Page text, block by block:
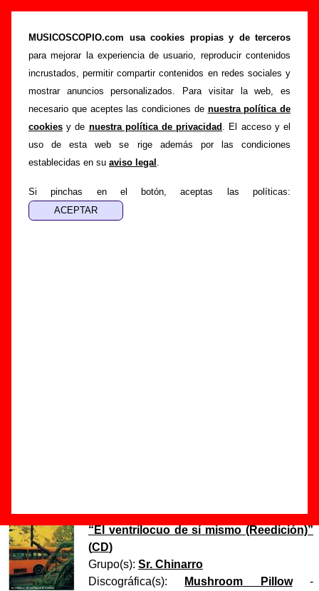
MUSICOSCOPIO.com usa cookies propias y de terceros
para mejorar la experiencia de usuario, reproducir contenidos
incrustados, permitir compartir contenidos en redes sociales y
mostrar anuncios personalizados. Para visitar la web, es
necesario que aceptes las condiciones de nuestra política de
cookies y de nuestra política de privacidad . El acceso y el
uso de esta web se rige además por las condiciones
establecidas en su aviso legal .
Si pinchas en el botón, aceptas las políticas:
“Todo el mundo al suelo”, canción de Sr.
Chinarro (Letra e información)
Portada >Sr. Chinarro >Canciones >Todo el mundo al suelo
Esta página pretende recopilar todo tipo de información
sobre lacanción "Todo el mundo al suelo " interpretada
Sr. Chinarro. Además de su letra, también aparecerá
información sobre el autor o los autores, sobre los discos en
los que está incluido este tema, sobre la grabación del
encuentras errores o tienes información adicional, puedes
ayudar a
completar esta información
“ El ventrílocuo de sí mismo (Reedición)”
(CD)
Grupo(s): Sr. Chinarro
Discográfica(s):
Mushroom Pillow-